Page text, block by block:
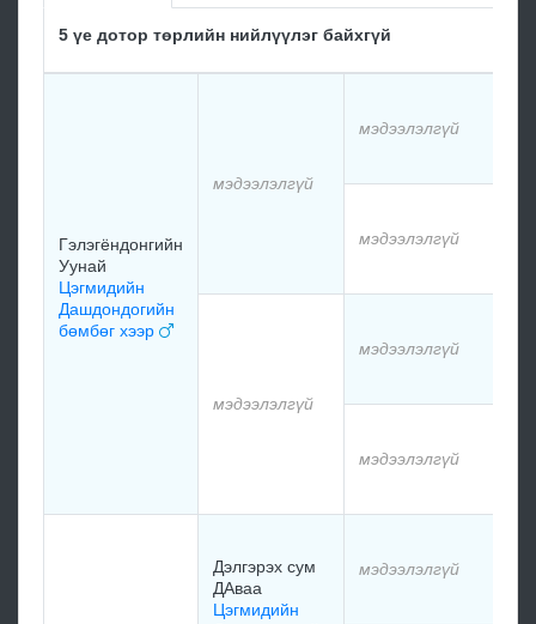
5 үе дотор төрлийн нийлүүлэг байхгүй
Гэлэгёндонгийн
Уунай
Цэгмидийн
Дашдондогийн
бөмбөг хээр
мэдээлэлгүй
мэдээлэлгүй
мэдээлэлгүй
мэдээлэлгүй
мэдээлэлгүй
мэдээлэлгүй
Дэлгэрэх сум
ДАваа
Цэгмидийн
мэдээлэлгүй